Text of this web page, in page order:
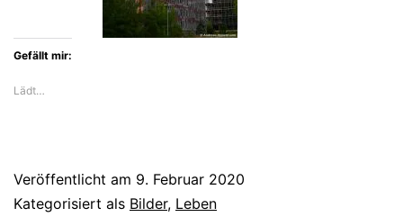
Gefällt mir:
Lädt…
Veröffentlicht am 9. Februar 2020
Kategorisiert als Bilder, Leben